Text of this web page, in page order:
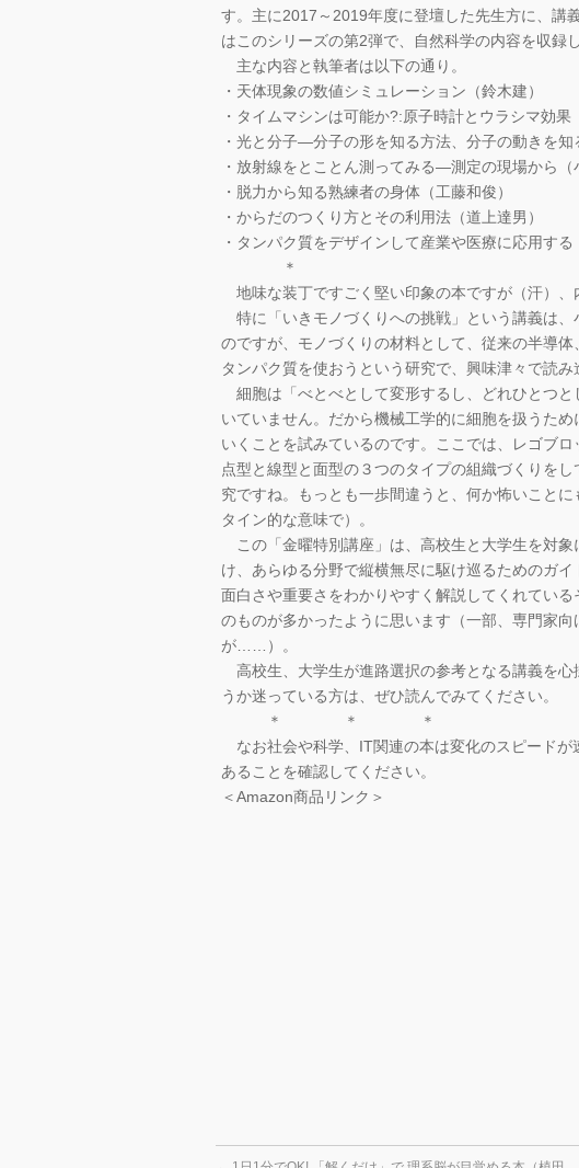
す。主に2017～2019年度に登壇した先生方に、講
はこのシリーズの第2弾で、自然科学の内容を収録
主な内容と執筆者は以下の通り。
・天体現象の数値シミュレーション（鈴木建）
・タイムマシンは可能か?:原子時計とウラシマ効果
・光と分子―分子の形を知る方法、分子の動きを知
・放射線をとことん測ってみる―測定の現場から（
・脱力から知る熟練者の身体（工藤和俊）
・からだのつくり方とその利用法（道上達男）
・タンパク質をデザインして産業や医療に応用す
＊
地味な装丁ですごく堅い印象の本ですが（汗）、
特に「いきモノづくりへの挑戦」という講義は
のですが、モノづくりの材料として、従来の半導
タンパク質を使おうという研究で、興味津々で読み
細胞は「べとべとして変形するし、どれひとつ
いていません。だから機械工学的に細胞を扱うた
いくことを試みているのです。ここでは、レゴブ
点型と線型と面型の３つのタイプの組織づくりを
究ですね。もっとも一歩間違うと、何か怖いこと
タイン的な意味で）。
この「金曜特別講座」は、高校生と大学生を対
け、あらゆる分野で縦横無尽に駆け巡るためのガ
面白さや重要さをわかりやすく解説してくれてい
のものが多かったように思います（一部、専門家
が……）。
高校生、大学生が進路選択の参考となる講義を
うか迷っている方は、ぜひ読んでみてください。
＊ ＊ ＊
なお社会や科学、IT関連の本は変化のスピード
あることを確認してください。
＜Amazon商品リンク＞